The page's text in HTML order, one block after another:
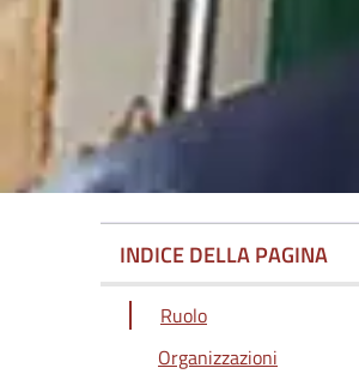
INDICE DELLA PAGINA
Ruolo
Organizzazioni